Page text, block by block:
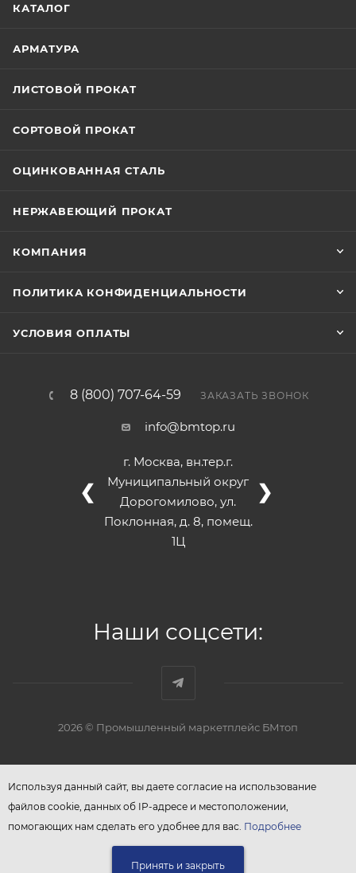
КАТАЛОГ
АРМАТУРА
ЛИСТОВОЙ ПРОКАТ
СОРТОВОЙ ПРОКАТ
ОЦИНКОВАННАЯ СТАЛЬ
НЕРЖАВЕЮЩИЙ ПРОКАТ
КОМПАНИЯ
ПОЛИТИКА КОНФИДЕНЦИАЛЬНОСТИ
УСЛОВИЯ ОПЛАТЫ
8 (800) 707-64-59 ЗАКАЗАТЬ ЗВОНОК
info@bmtop.ru
г. Москва, вн.тер.г.
Муниципальный округ
Дорогомилово, ул.
Поклонная, д. 8, помещ.
1Ц
❮ ❯
Наши соцсети:
2026 © Промышленный маркетплейс БМтоп
Используя данный сайт, вы даете согласие на использование
файлов cookie, данных об IP-адресе и местоположении,
помогающих нам сделать его удобнее для вас. Подробнее
Принять и закрыть